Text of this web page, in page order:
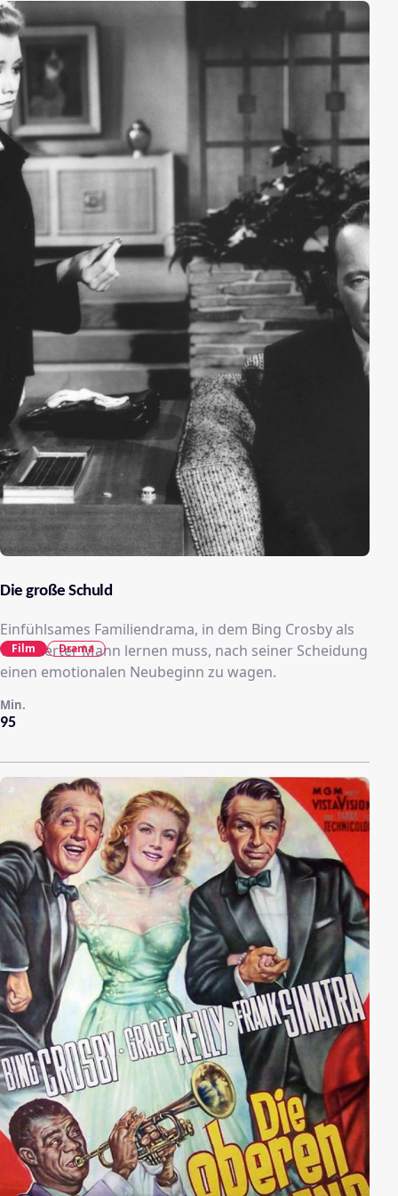
Die große Schuld
Einfühlsames Familiendrama, in dem Bing Crosby als
verbitterter Mann lernen muss, nach seiner Scheidung
einen emotionalen Neubeginn zu wagen.
95
Min.
Film Drama